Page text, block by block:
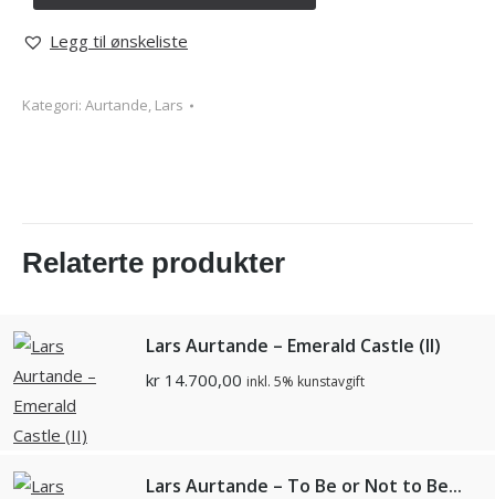
Legg til ønskeliste
Kategori: Aurtande, Lars
Relaterte produkter
Lars Aurtande – Emerald Castle (II)
kr 14.700,00 inkl. 5% kunstavgift
Lars Aurtande – To Be or Not to Be...